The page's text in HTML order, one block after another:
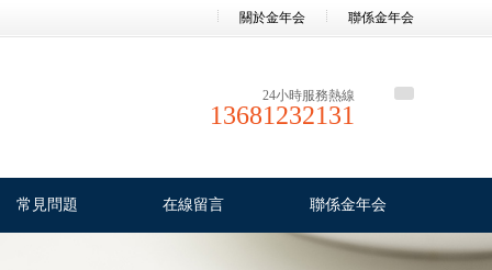
關於金年会 聯係金年会
24小時服務熱線
13681232131
常見問題 在線留言 聯係金年会